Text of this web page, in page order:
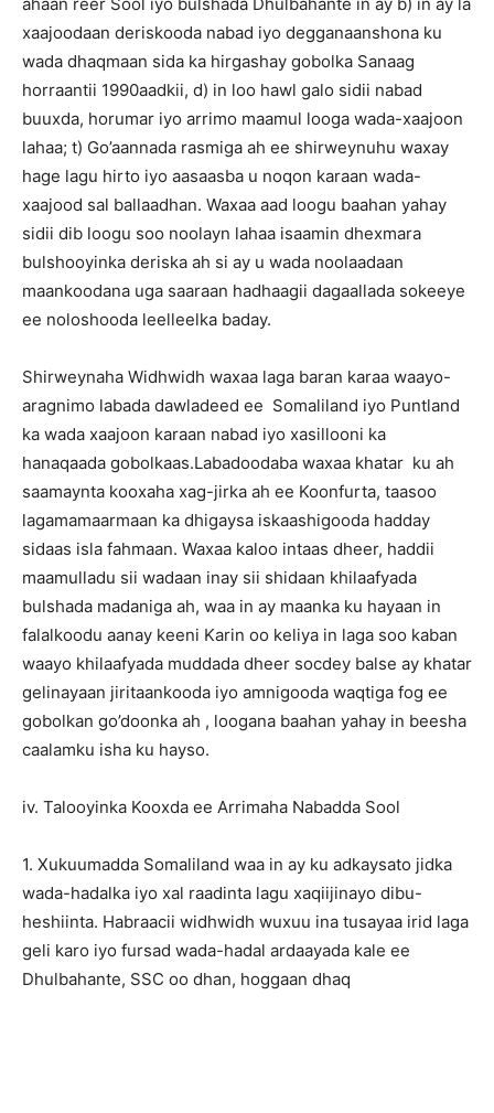
xaajoodaan deriskooda nabad iyo degganaanshona ku
wada dhaqmaan sida ka hirgashay gobolka Sanaag
horraantii 1990aadkii, d) in loo hawl galo sidii nabad
buuxda, horumar iyo arrimo maamul looga wada-xaajoon
lahaa; t) Go’aannada rasmiga ah ee shirweynuhu waxay
hage lagu hirto iyo aasaasba u noqon karaan wada-
xaajood sal ballaadhan. Waxaa aad loogu baahan yahay
sidii dib loogu soo noolayn lahaa isaamin dhexmara
bulshooyinka deriska ah si ay u wada noolaadaan
maankoodana uga saaraan hadhaagii dagaallada sokeeye
ee noloshooda leelleelka baday.
Shirweynaha Widhwidh waxaa laga baran karaa waayo-
aragnimo labada dawladeed ee Somaliland iyo Puntland
ka wada xaajoon karaan nabad iyo xasillooni ka
hanaqaada gobolkaas.Labadoodaba waxaa khatar ku ah
saamaynta kooxaha xag-jirka ah ee Koonfurta, taasoo
lagamamaarmaan ka dhigaysa iskaashigooda hadday
sidaas isla fahmaan. Waxaa kaloo intaas dheer, haddii
maamulladu sii wadaan inay sii shidaan khilaafyada
bulshada madaniga ah, waa in ay maanka ku hayaan in
falalkoodu aanay keeni Karin oo keliya in laga soo kaban
waayo khilaafyada muddada dheer socdey balse ay khatar
gelinayaan jiritaankooda iyo amnigooda waqtiga fog ee
gobolkan go’doonka ah , loogana baahan yahay in beesha
caalamku isha ku hayso.
iv. Talooyinka Kooxda ee Arrimaha Nabadda Sool
1. Xukuumadda Somaliland waa in ay ku adkaysato jidka
wada-hadalka iyo xal raadinta lagu xaqiijinayo dibu-
heshiinta. Habraacii widhwidh wuxuu ina tusayaa irid laga
geli karo iyo fursad wada-hadal ardaayada kale ee
Dhulbahante, SSC oo dhan, hoggaan dhaq